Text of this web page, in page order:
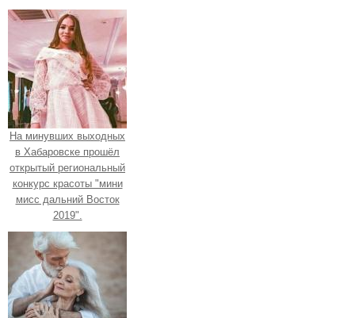
На минувших выходных
в Хабаровске прошёл
открытый региональный
конкурс красоты "мини
мисс дальний Восток
2019".